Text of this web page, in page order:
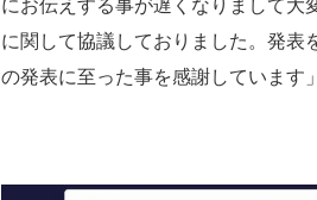
にお伝えする事が遅くなりまして大
に関して協議しておりました。発表
の発表に至った事を感謝しています